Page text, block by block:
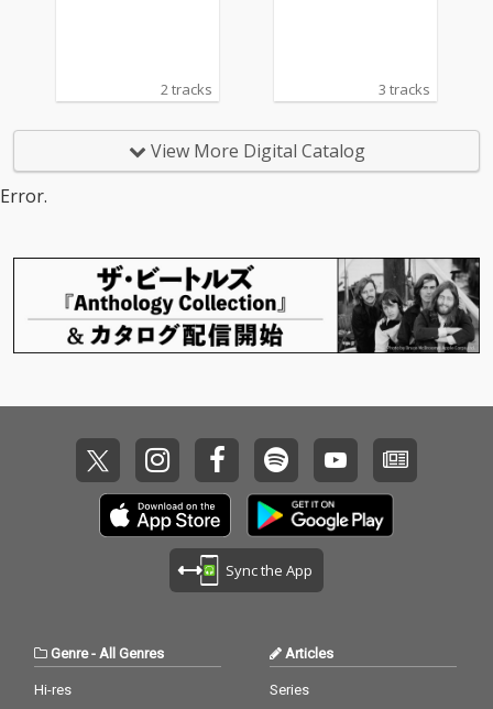
2 tracks 3 tracks
View More Digital Catalog
Error.
Sync the App
Genre- All Genres
Hi-res
Articles
Series